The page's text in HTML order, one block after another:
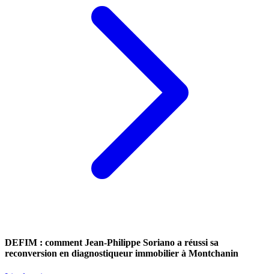
DEFIM : comment Jean-Philippe Soriano a réussi sa
reconversion en diagnostiqueur immobilier à Montchanin